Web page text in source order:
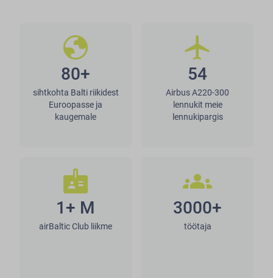
globe
80+
sihtkohta Balti riikidest
Euroopasse ja
kaugemale
flight
54
Airbus A220-300
lennukit meie
lennukipargis
badge
1+ M
airBaltic Club liikme
groups
3000+
töötaja